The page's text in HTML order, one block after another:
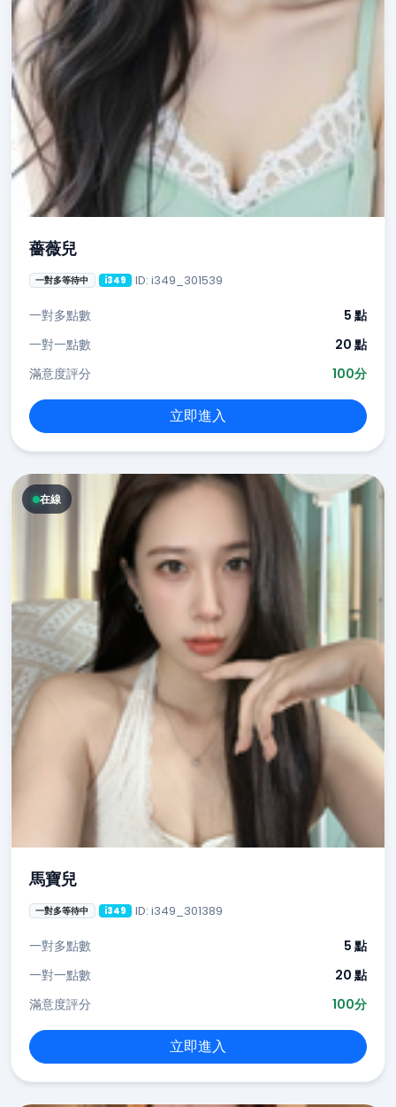
薔薇兒
一對多等待中 i349 ID: i349_301539
一對多點數
5 點
一對一點數
20 點
滿意度評分
100分
立即進入
在線
馬寶兒
一對多等待中 i349 ID: i349_301389
一對多點數
5 點
一對一點數
20 點
滿意度評分
100分
立即進入